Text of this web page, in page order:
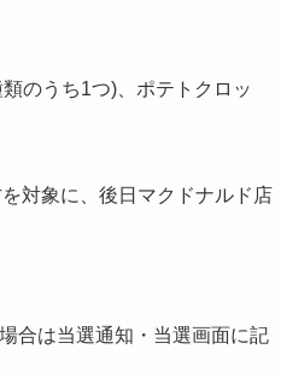
のうち1つ)、ポテトクロッ
対象に、後日マクドナルド店
合は当選通知・当選画面に記